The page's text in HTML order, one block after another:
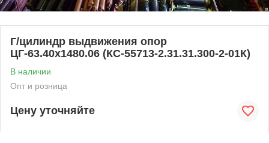
Г/цилиндр выдвижения опор
ЦГ-63.40х1480.06 (КС-55713-2.31.31.300-2-01К)
В наличии
Опт и розница
Цену уточняйте